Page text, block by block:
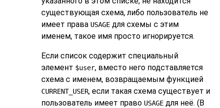
существующая схема, либо пользователь не
имеет права USAGE для схемы с этим
именем, такое имя просто игнорируется.
Если список содержит специальный
элемент $user, вместо него подставляется
схема с именем, возвращаемым функцией
CURRENT_USER, если такая схема существует и
пользователь имеет право USAGE для неё. (В